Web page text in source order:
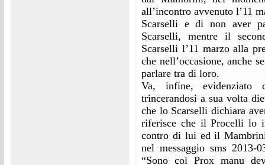
all’incontro avvenuto l’11
Scarselli e di non aver
Scarselli, mentre il
Scarselli l’11 marzo alla
che nell’occasione, anche
parlare tra di loro.
Va, infine, evidenziato
trincerandosi a sua volta
che lo Scarselli dichiara
riferisce che il Procelli lo
contro di lui ed il
nel messaggio sms
“Sono col Prox manu